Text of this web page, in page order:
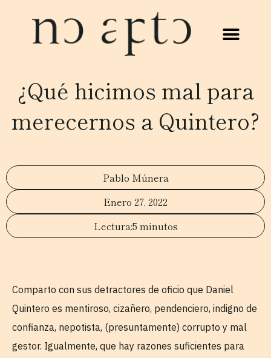
¿Qué hicimos mal para
merecernos a Quintero?
Pablo Múnera
Enero 27, 2022
5 minutos
Comparto con sus detractores de oficio que Daniel
Quintero es mentiroso, cizañero, pendenciero, indigno de
confianza, nepotista, (presuntamente) corrupto y mal
gestor. Igualmente, que hay razones suficientes para